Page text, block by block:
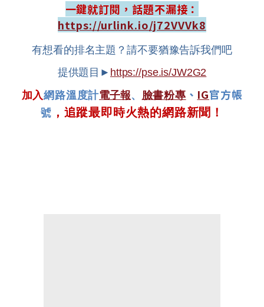
一鍵就訂閱，話題不漏接：
https://urlink.io/j72VVVk8
有想看的排名主題？請不要猶豫告訴我們吧
提供題目► https://pse.is/JW2G2
加入網路溫度計電子報、 臉書粉專 、 IG官方帳
號 ，追蹤最即時火熱的網路新聞！